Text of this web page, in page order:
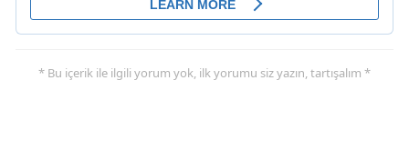
* Bu içerik ile ilgili yorum yok, ilk yorumu siz yazın, tartışalım *